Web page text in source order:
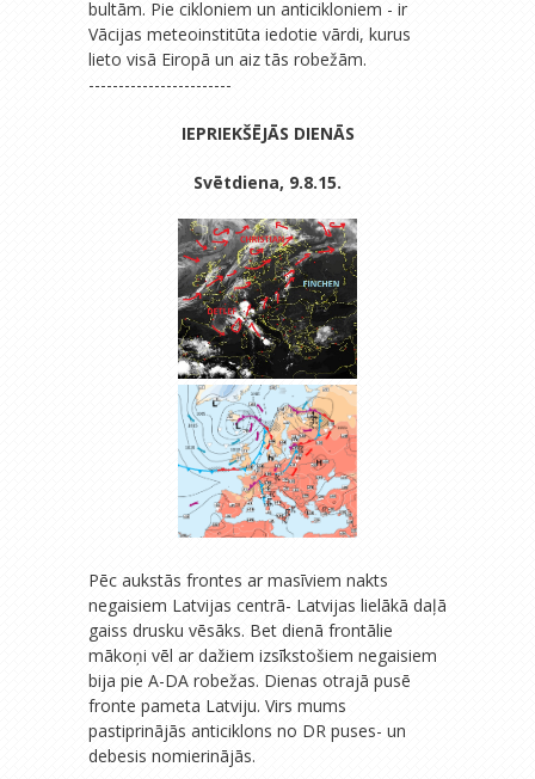
bultām. Pie cikloniem un anticikloniem - ir
Vācijas meteoinstitūta iedotie vārdi, kurus
lieto visā Eiropā un aiz tās robežām.
------------------------
IEPRIEKŠĒJĀS DIENĀS
Svētdiena, 9.8.15.
Pēc aukstās frontes ar masīviem nakts
negaisiem Latvijas centrā- Latvijas lielākā daļā
gaiss drusku vēsāks. Bet dienā frontālie
mākoņi vēl ar dažiem izsīkstošiem negaisiem
bija pie A-DA robežas. Dienas otrajā pusē
fronte pameta Latviju. Virs mums
pastiprinājās anticiklons no DR puses- un
debesis nomierinājās.